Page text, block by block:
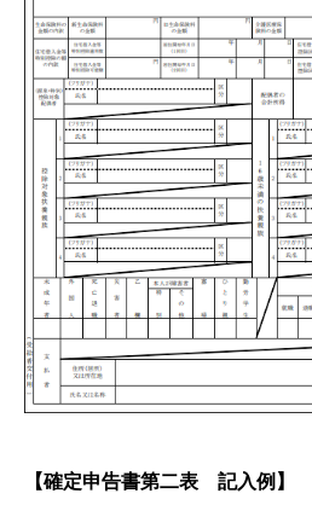
【確定申告書第二表 記入例】